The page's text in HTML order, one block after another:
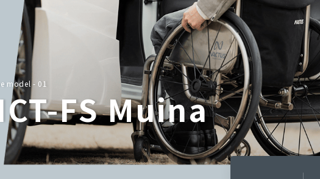
model - 02
VS